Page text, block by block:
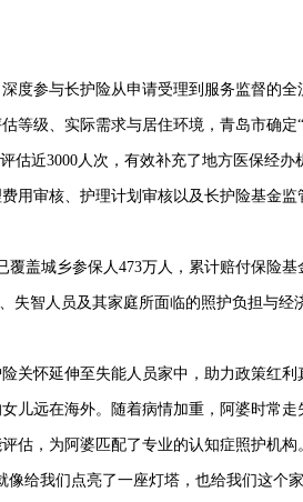
参与长护险从申请受理到服务监督的全
级、实际需求与居住环境，青岛市确定
近3000人次，有效补充了地方医保经办
审核、护理计划审核以及长护险基金监
城乡参保人473万人，累计赔付保险基
失智人员及其家庭所面临的照护负担与经
怀延伸至失能人员家中，助力政策红利
远在海外。随着病情加重，阿婆时常走
估，为阿婆匹配了专业的认知症照护机
给我们点亮了一座灯塔，也给我们这个